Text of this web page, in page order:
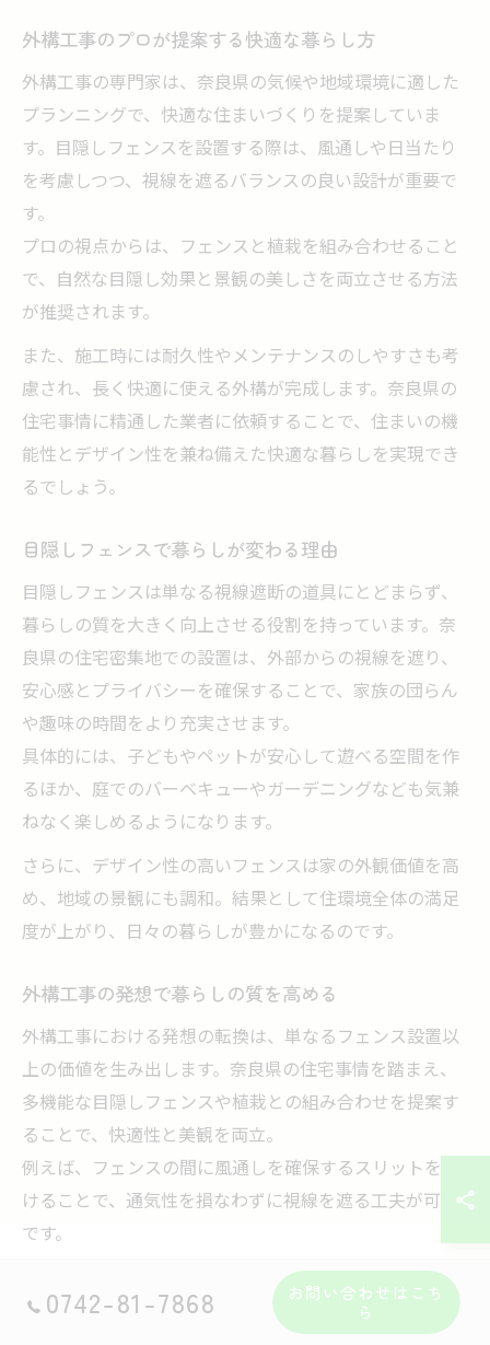
外構工事のプロが提案する快適な暮らし方
外構工事の専門家は、奈良県の気候や地域環境に適した
プランニングで、快適な住まいづくりを提案していま
す。目隠しフェンスを設置する際は、風通しや日当たり
を考慮しつつ、視線を遮るバランスの良い設計が重要で
す。
プロの視点からは、フェンスと植栽を組み合わせること
で、自然な目隠し効果と景観の美しさを両立させる方法
が推奨されます。
また、施工時には耐久性やメンテナンスのしやすさも考
慮され、長く快適に使える外構が完成します。奈良県の
住宅事情に精通した業者に依頼することで、住まいの機
能性とデザイン性を兼ね備えた快適な暮らしを実現でき
るでしょう。
目隠しフェンスで暮らしが変わる理由
目隠しフェンスは単なる視線遮断の道具にとどまらず、
暮らしの質を大きく向上させる役割を持っています。奈
良県の住宅密集地での設置は、外部からの視線を遮り、
安心感とプライバシーを確保することで、家族の団らん
や趣味の時間をより充実させます。
具体的には、子どもやペットが安心して遊べる空間を作
るほか、庭でのバーベキューやガーデニングなども気兼
ねなく楽しめるようになります。
さらに、デザイン性の高いフェンスは家の外観価値を高
め、地域の景観にも調和。結果として住環境全体の満足
度が上がり、日々の暮らしが豊かになるのです。
外構工事の発想で暮らしの質を高める
外構工事における発想の転換は、単なるフェンス設置以
上の価値を生み出します。奈良県の住宅事情を踏まえ、
多機能な目隠しフェンスや植栽との組み合わせを提案す
ることで、快適性と美観を両立。
例えば、フェンスの間に風通しを確保するスリットを設
けることで、通気性を損なわずに視線を遮る工夫が可能
です。
また、照明や防犯カメラの設置と連携した外構設計は、
夜間の安全性向上にも寄与。こうした多角的な視点を持
0742-81-7868
お問い合わせはこち
ら